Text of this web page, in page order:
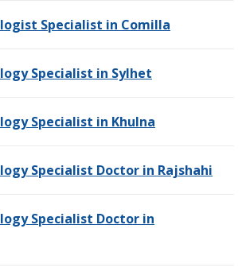
Specialist in Comilla
Specialist in Sylhet
Specialist in Khulna
Specialist Doctor in Rajshahi
Specialist Doctor in